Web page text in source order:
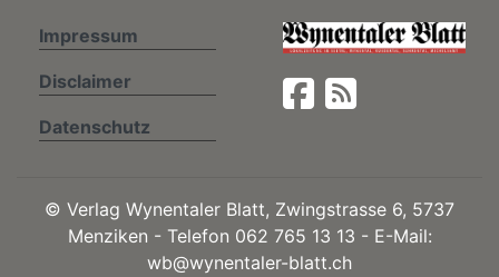
Impressum
Disclaimer
Datenschutz
© Verlag Wynentaler Blatt, Zwingstrasse 6, 5737
Menziken - Telefon 062 765 13 13 - E-Mail:
wb@wynentaler-blatt.ch